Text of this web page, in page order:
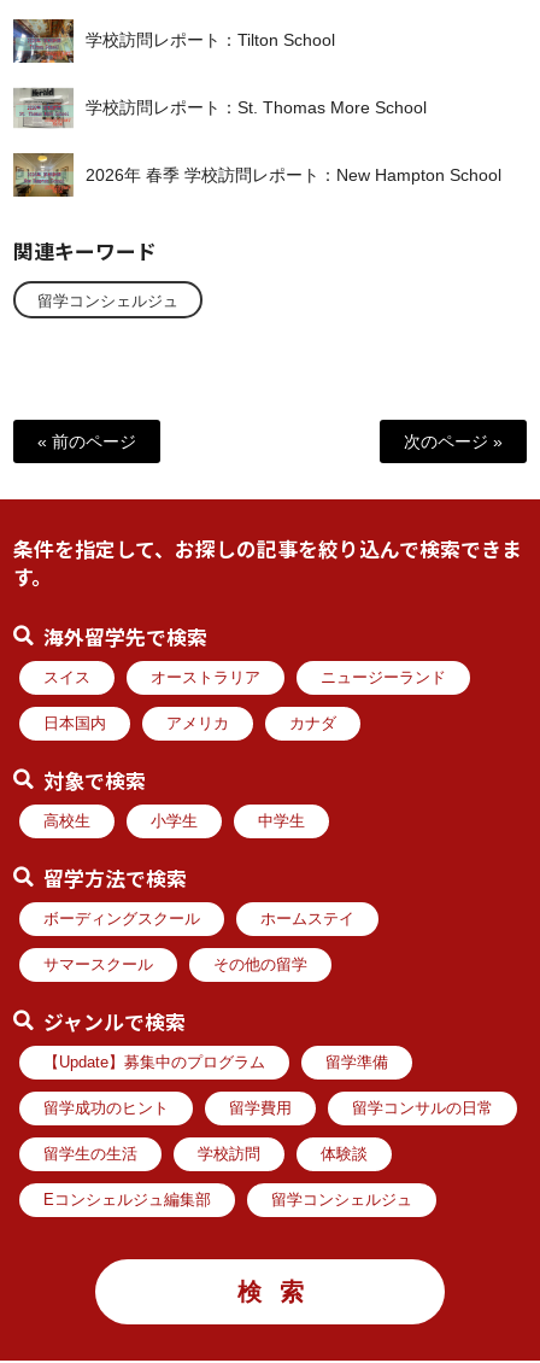
学校訪問レポート：Tilton School
学校訪問レポート：St. Thomas More School
2026年 春季 学校訪問レポート：New Hampton School
関連キーワード
留学コンシェルジュ
« 前のページ 次のページ »
条件を指定して、お探しの記事を絞り込んで検索できま
す。
海外留学先で検索
スイス オーストラリア ニュージーランド
日本国内 アメリカ カナダ
対象で検索
高校生 小学生 中学生
留学方法で検索
ボーディングスクール ホームステイ
サマースクール その他の留学
ジャンルで検索
【Update】募集中のプログラム 留学準備
留学成功のヒント 留学費用 留学コンサルの日常
留学生の生活 学校訪問 体験談
Eコンシェルジュ編集部 留学コンシェルジュ